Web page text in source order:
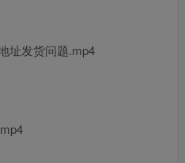
址发货问题.mp4